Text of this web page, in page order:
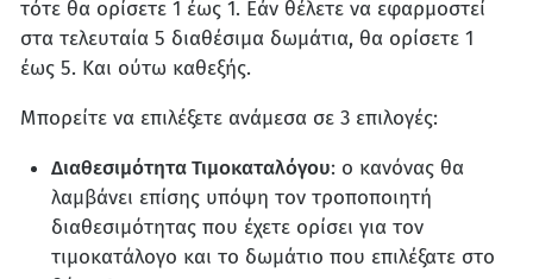
τότε θα ορίσετε 1 έως 1. Εάν θέλετε να εφαρμοστεί
στα τελευταία 5 διαθέσιμα δωμάτια, θα ορίσετε 1
έως 5. Και ούτω καθεξής.
Μπορείτε να επιλέξετε ανάμεσα σε 3 επιλογές:
Διαθεσιμότητα Τιμοκαταλόγου: ο κανόνας θα
λαμβάνει επίσης υπόψη τον τροποποιητή
διαθεσιμότητας που έχετε ορίσει για τον
τιμοκατάλογο και το δωμάτιο που επιλέξατε στο